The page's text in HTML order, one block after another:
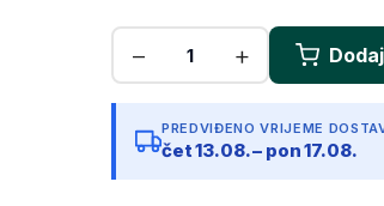
PREDVIĐENO VRIJEME
čet 13.08. – pon 17.08.